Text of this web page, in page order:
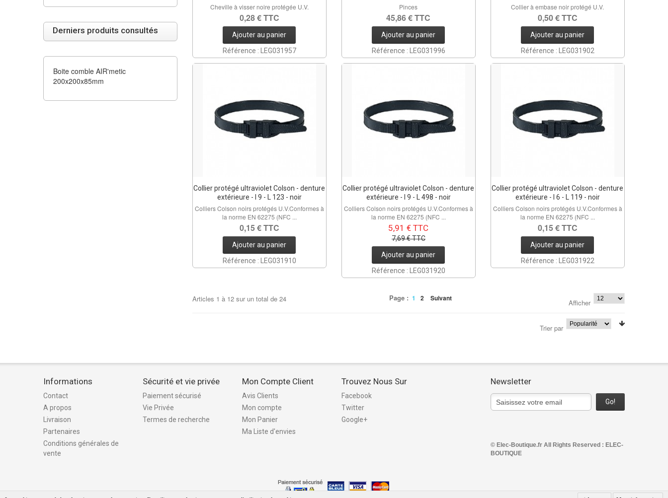
Cheville à visser noire protégée U.V.
0,28 € TTC
Ajouter au panier
Référence : LEG031957
Pinces
45,86 € TTC
Ajouter au panier
Référence : LEG031996
Collier à embase noir protégé U.V.
0,50 € TTC
Ajouter au panier
Référence : LEG031902
Collier protégé ultraviolet Colson - denture
extérieure - l 9 - L 123 - noir
Colliers Colson noirs protégés U.V.Conformes à
la norme EN 62275 (NFC ...
0,15 € TTC
Ajouter au panier
Référence : LEG031910
Collier protégé ultraviolet Colson - denture
extérieure - l 9 - L 498 - noir
Colliers Colson noirs protégés U.V.Conformes à
la norme EN 62275 (NFC ...
5,91 € TTC
7,69 € TTC
Ajouter au panier
Référence : LEG031920
Collier protégé ultraviolet Colson - denture
extérieure - l 6 - L 119 - noir
Colliers Colson noirs protégés U.V.Conformes à
la norme EN 62275 (NFC ...
0,15 € TTC
Ajouter au panier
Référence : LEG031922
Articles 1 à 12 sur un total de 24 Afficher
Page : 1 2 Suivant
Trier par
Derniers produits consultés
Boite comble AIR'metic
200x200x85mm
Informations
Contact
A propos
Livraison
Partenaires
Conditions générales de
vente
Sécurité et vie privée
Paiement sécurisé
Vie Privée
Termes de recherche
Mon Compte Client
Avis Clients
Mon compte
Mon Panier
Ma Liste d'envies
Trouvez Nous Sur
Facebook
Twitter
Google+
Newsletter
Go!
© Elec-Boutique.fr All Rights Reserved : ELEC-
BOUTIQUE